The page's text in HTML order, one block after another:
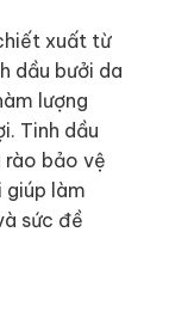
xuất từ
dầu bưởi da
lượng
Tinh dầu
rào bảo vệ
giúp làm
sức đề